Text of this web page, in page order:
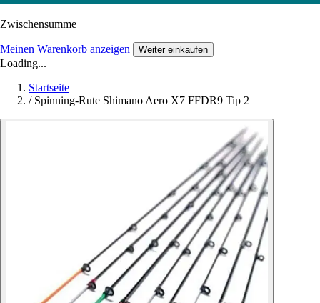
Zwischensumme
Meinen Warenkorb anzeigen Weiter einkaufen
Loading...
Startseite
/ Spinning-Rute Shimano Aero X7 FFDR9 Tip 2